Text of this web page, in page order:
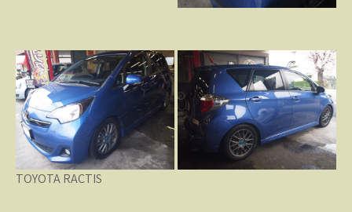
TOYOTA RACTIS